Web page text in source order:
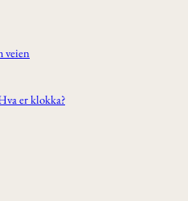
veien
er klokka?